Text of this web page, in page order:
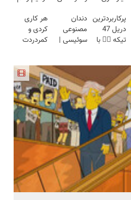
جمع شده!
تخفیف به
مدت
هفته!!😍
ساخت!!!
پرکاربردترین
دریل 47
تیکه 👈🏻 با
دندان
مصنوعی
سوئیسی |
طبیعی!
ویزیت
رایگان+پرداخت
اقساطی😍
هر کاری
کردی و
کمردردت
پرسشنامه و
دریافت راه
حل